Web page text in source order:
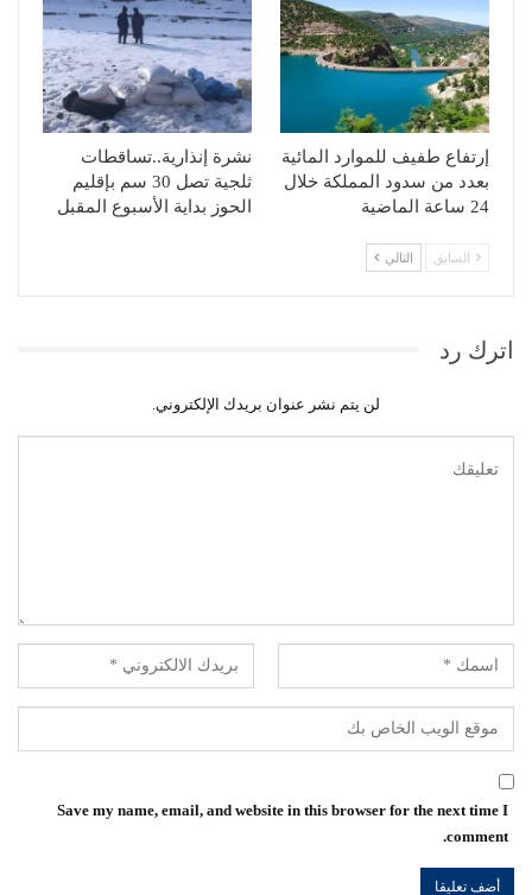
إرتفاع طفيف للموارد المائية
بعدد من سدود المملكة خلال
24 ساعة الماضية
نشرة إنذارية..تساقطات
ثلجية تصل 30 سم بإقليم
الحوز بداية الأسبوع المقبل
السابق التالي
اترك رد
لن يتم نشر عنوان بريدك الإلكتروني.
Save my name, email, and website in this browser for the next time I
comment.